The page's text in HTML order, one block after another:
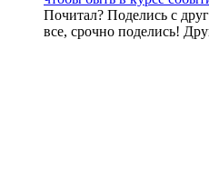
Почитал? Поделись с
все, срочно поделись!